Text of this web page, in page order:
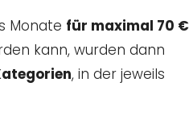
Monate für maximal 70 €
kann, wurden dann
, in der jeweils